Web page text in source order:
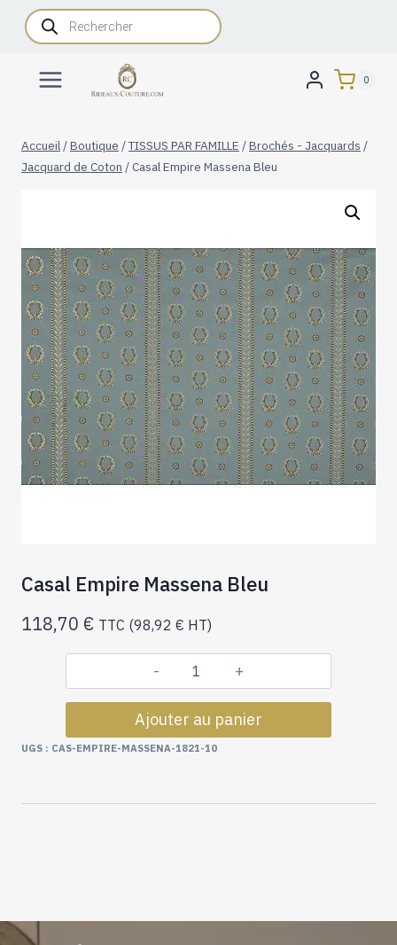
AllerRecherche
de
produits
0
Accueil /Boutique /TISSUS PAR FAMILLE /Brochés - Jacquards /
Jacquard de Coton /Casal Empire Massena Bleu
Casal Empire Massena Bleu
118,70 € TTC (98,92 € HT)
quantité
de
Casal
Empire
Ajouter au panier
UGS : CAS-EMPIRE-MASSENA-1821-10